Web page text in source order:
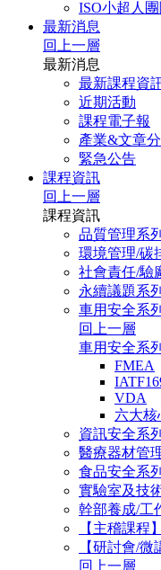
ISO小超人
最新消息
回上一層
最新消息
最新課程資
近期活動
課程電子報
產業&文章
緊急公告
課程資訊
回上一層
課程資訊
品質管理系列
環境管理/碳
社會責任/驗
永續議題系列
車用安全系列
回上一層
車用安全系列
FMEA
VDA
六大
資訊安全系列
醫療器材管
食品安全系列
實驗室及技
幹部養成/工
【主稽課程
【研討會/微
回上一層